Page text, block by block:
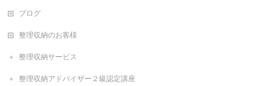
ブログ
整理収納のお客様
整理収納サービス
整理収納アドバイザー２級認定講座